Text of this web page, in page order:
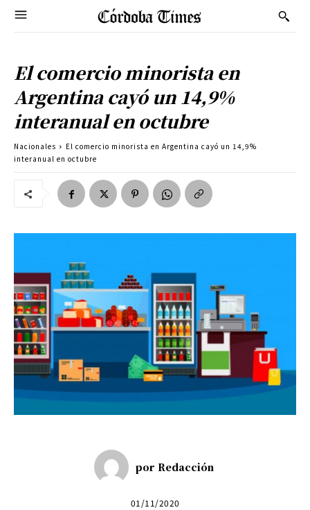
El comercio minorista en
Argentina cayó un 14,9%
interanual en octubre
Nacionales
El comercio minorista en Argentina cayó un 14,9%
interanual en octubre
por Redacción
01/11/2020